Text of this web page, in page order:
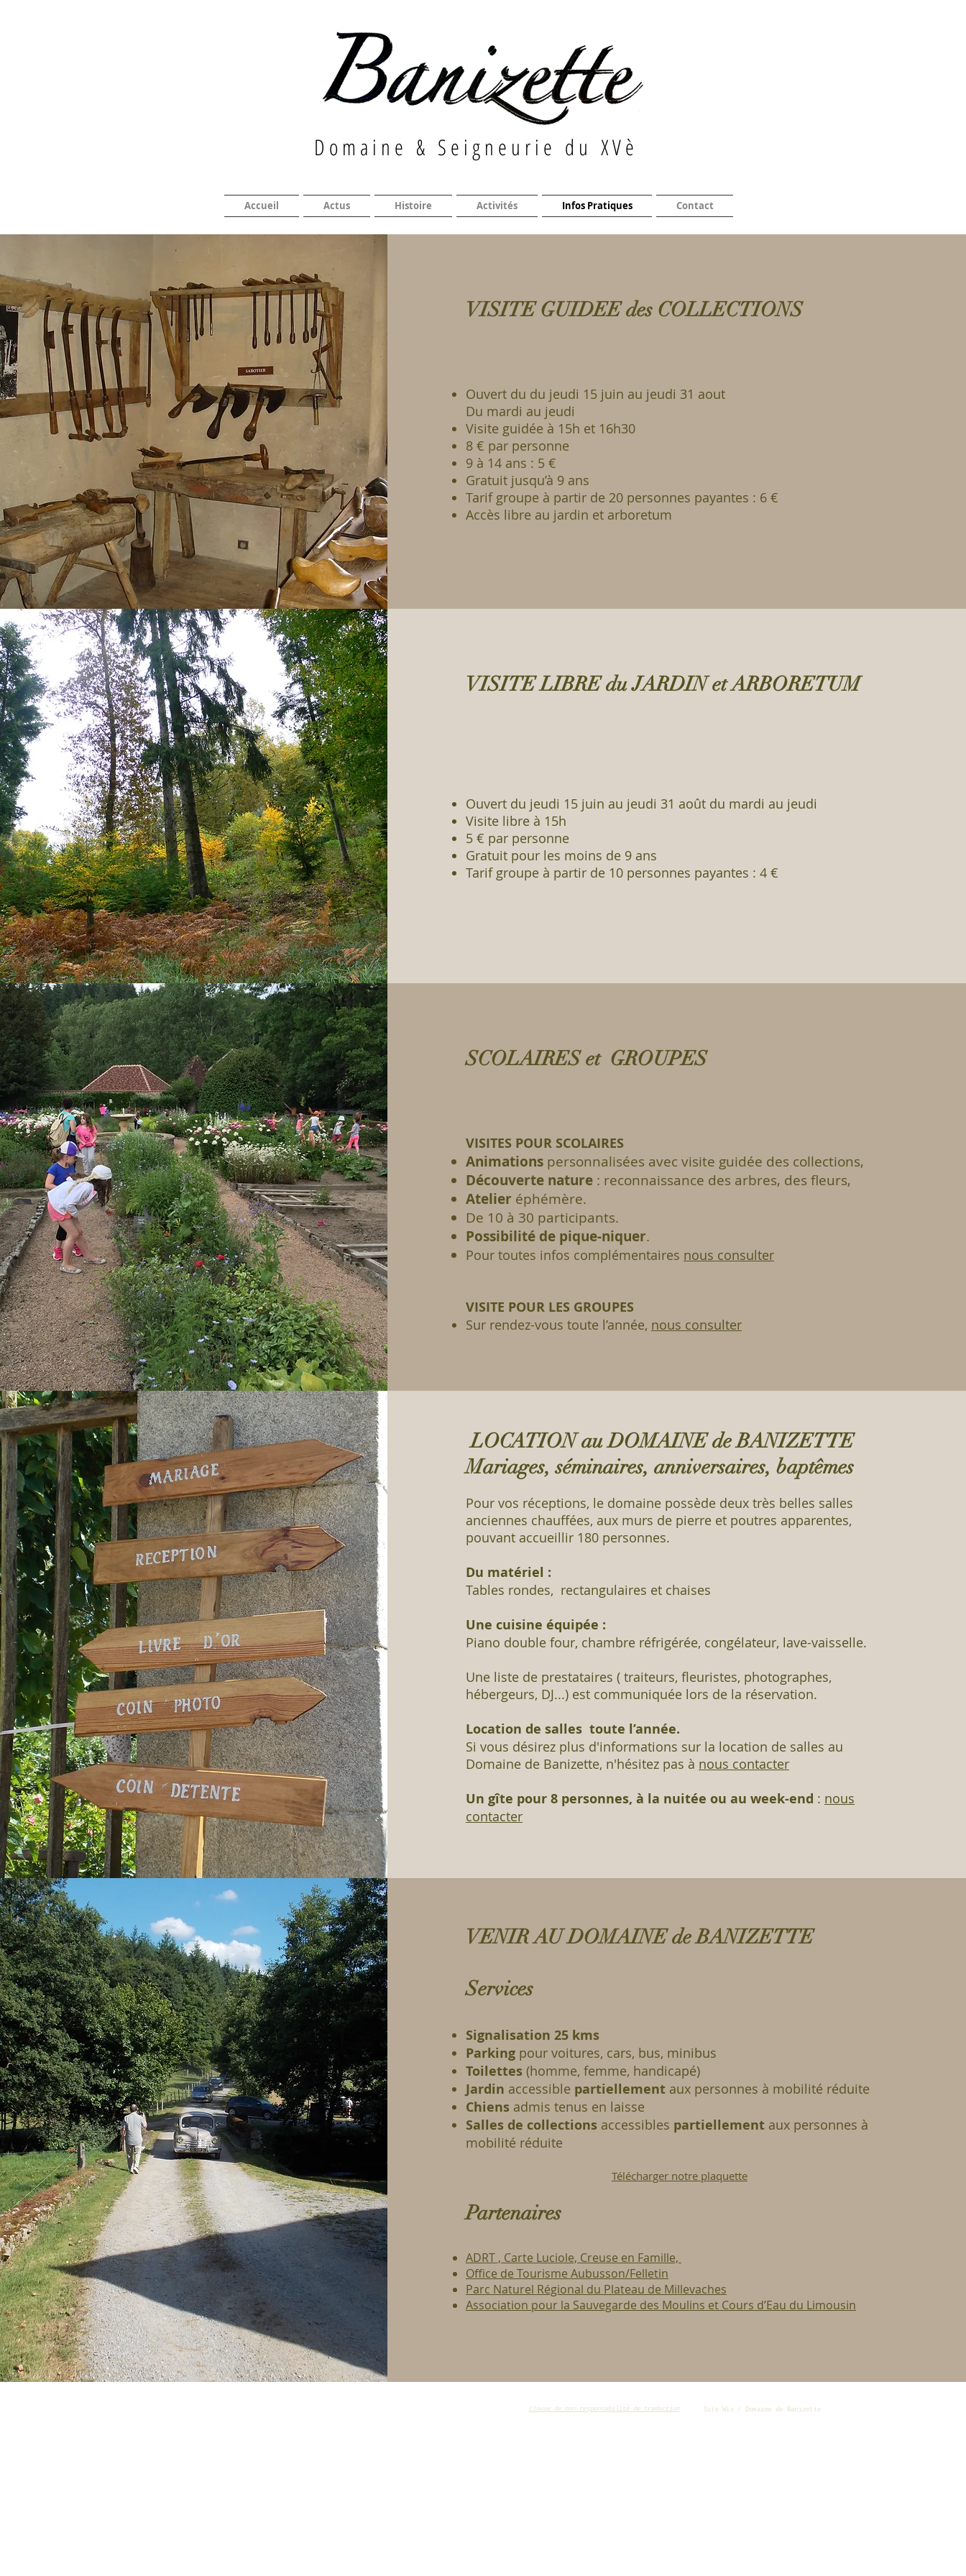
Domaine & Seigneurie du XVè
Accueil Actus Histoire Activités Infos Pratiques Contact
VISITE GUIDEE des COLLECTIONS
​Ouvert du du jeudi 15 juin au jeudi 31 aout
Du mardi au jeudi
Visite guidée à 15h et 16h30
8 € par personne
9 à 14 ans : 5 €
Gratuit jusqu’à 9 ans
Tarif groupe à partir de 20 personnes payantes : 6 €
Accès libre au jardin et arboretum
VISITE LIBRE du JARDIN et ARBORETUM
Ouvert du jeudi 15 juin au jeudi 31 août du mardi au jeudi
Visite libre à 15h
5 € par personne
Gratuit pour les moins de 9 ans
Tarif groupe à partir de 10 personnes payantes : 4 €
SCOLAIRES et GROUPES
VISITES POUR SCOLAIRES
Animationspersonnalisées avec visite guidée des collections,
Découverte nature: reconnaissance des arbres, des fleurs,
Atelier éphémère.
De 10 à 30 participants.
Possibilité de pique-niquer.
Pour toutes infos complémentaires nous consulter
VISITE POUR LES GROUPES
Sur rendez-vous toute l’année, nous consulter
LOCATION au DOMAINE de BANIZETTE
Mariages, séminaires, anniversaires, baptêmes
Pour vos réceptions, le domaine possède deux très belles salles
anciennes chauffées, aux murs de pierre et poutres apparentes,
pouvant accueillir 180 personnes.
Du matériel :
Tables rondes, rectangulaires et chaises
Une cuisine équipée :
Piano double four, chambre réfrigérée, congélateur, lave-vaisselle.
Une liste de prestataires ( traiteurs, fleuristes, photographes,
hébergeurs, DJ...) est communiquée lors de la réservation.
Location de salles toute l’année.
Si vous désirez plus d'informations sur la location de salles au
Domaine de Banizette, n'hésitez pas à nous contacter
Un gîte pour 8 personnes, à la nuitée ou au week-end : nous
contacter
VENIR AU DOMAINE de BANIZETTE
Services
Signalisation 25 kms
Parkingpour voitures, cars, bus, minibus
Toilettes(homme, femme, handicapé)
Jardin accessible partiellementaux personnes à mobilité réduite
Chiensadmis tenus en laisse
Salles de collectionsaccessibles partiellementaux personnes à
mobilité réduite
Télécharger notre plaquette
Partenaires
ADRT , Carte Luciole, Creuse en Famille,
Office de Tourisme Aubusson/Felletin
Parc Naturel Régional du Plateau de Millevaches
Association pour la Sauvegarde des Moulins et Cours d’Eau du Limousin
clause de non-responsabilité de traduction Site Wix / Domaine de Banizette